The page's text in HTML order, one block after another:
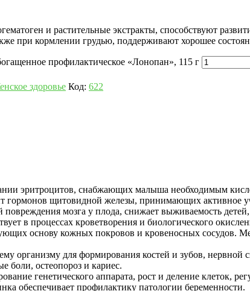
и растительные экстракты, способствуют
при кормлении грудью, поддерживают хорошее
профилактическое «Лонопан», 115 г
здоровье Код: 622
эритроцитов, снабжающих малыша необходимым
щитовидной железы, принимающих активное
мозга у плода, снижает выживаемость
в процессах кроветворения и биологического
основу кожных покровов и кровеносных сосудов.
организму для формирования костей и зубов,
боли, остеопороз и кариес.
генетического аппарата, рост и деление клеток,
обеспечивает профилактику патологии беременности.